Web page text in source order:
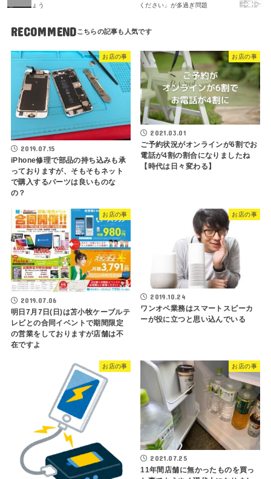
ください」が多過ぎ問題
ょう
RECOMMEND
お店の事
2019.07.15
iPhone修理で部品の持ち込みも承
っておりますが、そもそもネット
で購入するパーツは良いものな
の？
お店の事
2021.03.01
ご予約状況がオンラインが6割でお
電話が4割の割合になりましたね
【時代は日々変わる】
お店の事
2019.07.06
明日7月7日(日)は苫小牧ケーブルテ
レビとの合同イベントで期間限定
の営業をしておりますが店舗は不
在ですよ
お店の事
2019.10.24
ワンオペ業務はスマートスピーカ
ーが役に立つと思い込んでいる
お店の事 お店の事
2021.07.25
11年間店舗に無かったものを買っ